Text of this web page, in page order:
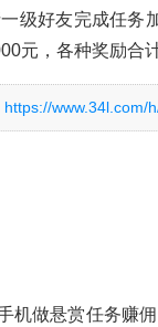
级好友完成任务
元，各种奖励合
https://www.34l.com/
机做悬赏任务赚